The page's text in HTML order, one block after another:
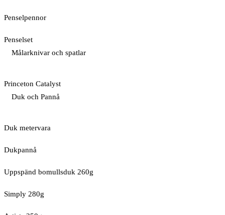
Penselpennor
Penselset
Målarknivar och spatlar
Princeton Catalyst
Duk och Pannå
Duk metervara
Dukpannå
Uppspänd bomullsduk 260g
Simply 280g